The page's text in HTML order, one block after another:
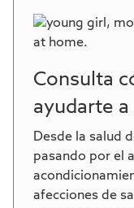
Consulta
ayudarte
Desde la salud
pasando por el
afecciones de